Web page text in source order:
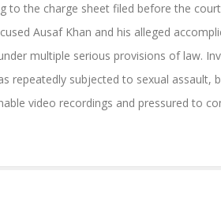
to the charge sheet filed before the
Ausaf Khan and his alleged
multiple serious provisions of law.
repeatedly subjected to sexual assault,
video recordings and pressured to